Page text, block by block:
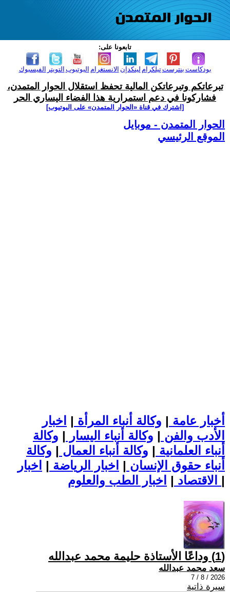
تابعونا على:
الفيسبوك التويتر اليوتيوب الانستغرام لينكدإن تيلكرامبنترست بودكاست
تبرعاتكم وتبرعاتكن المالية تحفظ استقلال الحوار المتمدن،
فشاركونا في دعم استمرارية هذا الفضاء اليساري الحر
[اشترك في قناة ‫«الحوار المتمدن» على اليوتيوب]
الحوار المتمدن - موبايل
الموقع الرئيسي
أخبار عامة | وكالة أنباء المرأة | اخبار
الأدب والفن | وكالة أنباء اليسار | وكالة
أنباء العلمانية | وكالة أنباء العمال | وكالة
أنباء حقوق الإنسان | اخبار الرياضة | اخبار
الاقتصاد | |
(1) وداعًا الأستاذة حليمة محمد عبدالله
سعد محمد عبدالله
2026 / 8 / 7
سيرة ذاتية